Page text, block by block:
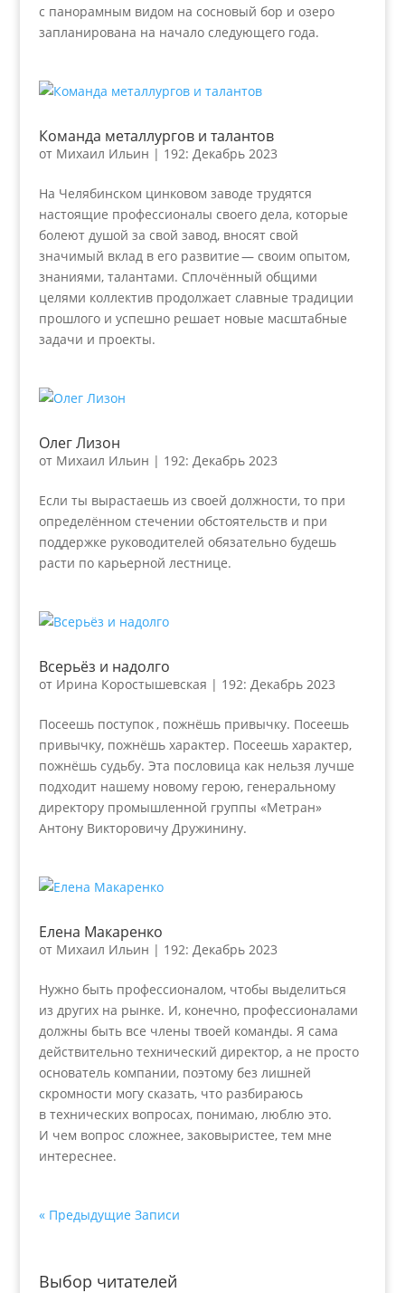
с панорамным видом на сосновый бор и озеро
запланирована на начало следующего года.
Команда металлургов и талантов
от Михаил Ильин | 192: Декабрь 2023
На Челябинском цинковом заводе трудятся
настоящие профессионалы своего дела, которые
болеют душой за свой завод, вносят свой
значимый вклад в его развитие — своим опытом,
знаниями, талантами. Сплочённый общими
целями коллектив продолжает славные традиции
прошлого и успешно решает новые масштабные
задачи и проекты.
Олег Лизон
от Михаил Ильин | 192: Декабрь 2023
Если ты вырастаешь из своей должности, то при
определённом стечении обстоятельств и при
поддержке руководителей обязательно будешь
расти по карьерной лестнице.
Всерьёз и надолго
от Ирина Коростышевская | 192: Декабрь 2023
Посеешь поступок , пожнёшь привычку. Посеешь
привычку, пожнёшь характер. Посеешь характер,
пожнёшь судьбу. Эта пословица как нельзя лучше
подходит нашему новому герою, генеральному
директору промышленной группы «Метран»
Антону Викторовичу Дружинину.
Елена Макаренко
от Михаил Ильин | 192: Декабрь 2023
Нужно быть профессионалом, чтобы выделиться
из других на рынке. И, конечно, профессионалами
должны быть все члены твоей команды. Я сама
действительно технический директор, а не просто
основатель компании, поэтому без лишней
скромности могу сказать, что разбираюсь
в технических вопросах, понимаю, люблю это.
И чем вопрос сложнее, заковыристее, тем мне
интереснее.
« Предыдущие Записи
Выбор читателей